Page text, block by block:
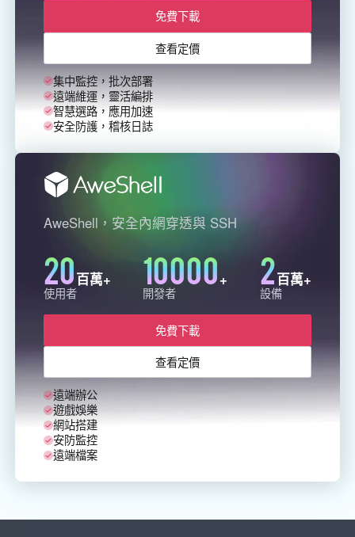
Español
South America
Colombia
Español
Español
Australia
English
New Zealand
English
Other Countries and Regions
Other Regions
English
AI-translated page. Original content available in English.
免費下載
查看定價
集中監控，批次部署
遠端維運，靈活編排
智慧選路，應用加速
安全防護，稽核日誌
AweShell，安全內網穿透與 SSH
20百萬+
使用者
10000+
開發者
2百萬+
設備
免費下載
查看定價
遠端辦公
遊戲娛樂
網站搭建
安防監控
遠端檔案